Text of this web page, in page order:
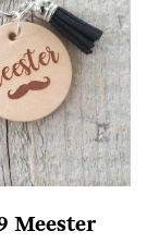
Meester